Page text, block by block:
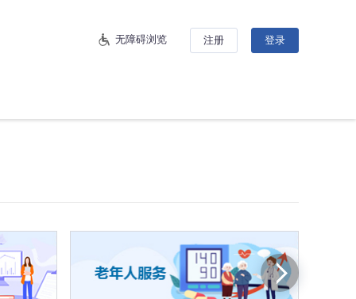
无障碍浏览 注册 登录